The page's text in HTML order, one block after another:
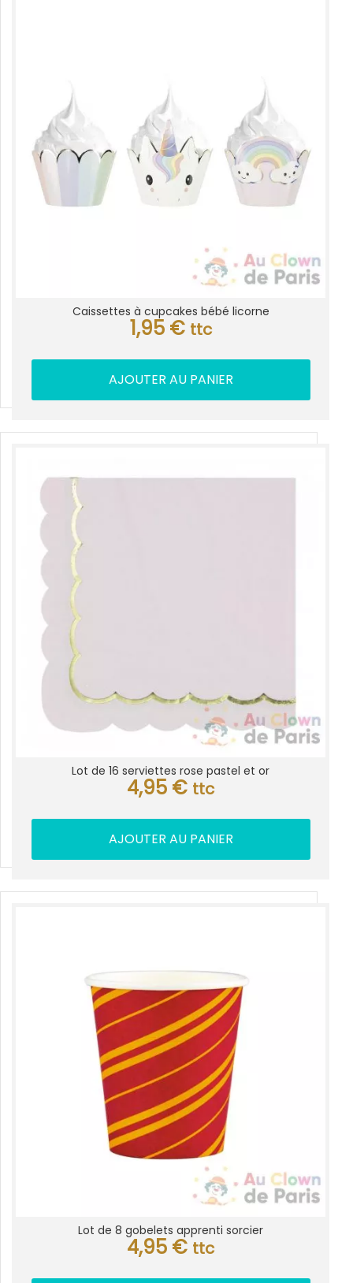
Caissettes à cupcakes bébé licorne
1,95 € ttc
AJOUTER AU PANIER
Lot de 16 serviettes rose pastel et or
4,95 € ttc
AJOUTER AU PANIER
Lot de 8 gobelets apprenti sorcier
4,95 € ttc